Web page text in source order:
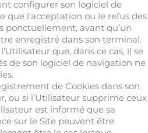
configurer son logiciel de
que l’acceptation ou le refus des
ponctuellement, avant qu’un
enregistré dans son terminal.
que, dans ce cas, il se
de son logiciel de navigation ne
de Cookies dans son
ou si l’Utilisateur supprime ceux
est informé que sa
sur le Site peuvent être